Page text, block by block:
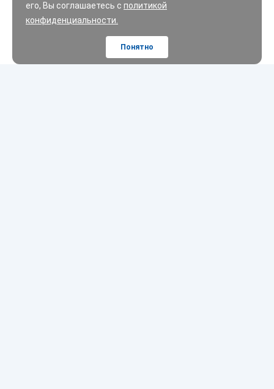
его, Вы соглашаетесь с политикой
конфиденциальности.
Понятно